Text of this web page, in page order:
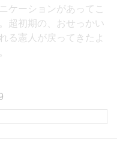
ケーションがあってこ
超初期の、おせっかい
る憲人が戻ってきたよ